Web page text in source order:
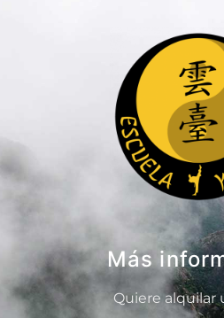
Más
Quiere alquilar